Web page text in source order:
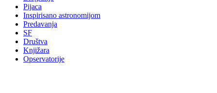
Pijaca
Inspirisano astronomijom
Predavanja
SF
Društva
Knjižara
Opservatorije